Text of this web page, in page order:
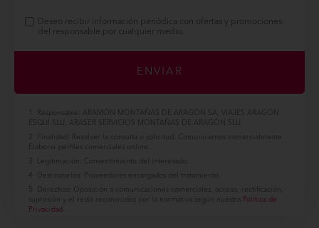
Deseo recibir información periódica con ofertas y promociones
del responsable por cualquier medio.
Responsable: ARAMÓN MONTAÑAS DE ARAGÓN SA, VIAJES ARAGÓN
ESQUÍ SLU, ARASER SERVICIOS MONTAÑAS DE ARAGÓN SLU.
Finalidad: Resolver la consulta o solicitud. Comunicarnos comercialmente.
Elaborar perfiles comerciales online.
Legitimación: Consentimiento del interesado.
Destinatarios: Proveedores encargados del tratamiento.
Derechos: Oposición a comunicaciones comerciales, acceso, rectificación,
supresión y el resto reconocidos por la normativa según nuestra
Política de
Privacidad